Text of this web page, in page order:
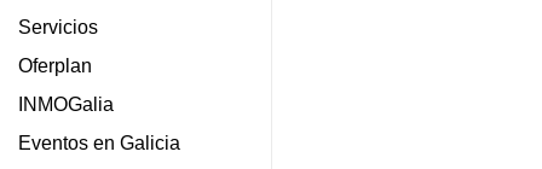
Servicios
Oferplan
INMOGalia
Eventos en Galicia